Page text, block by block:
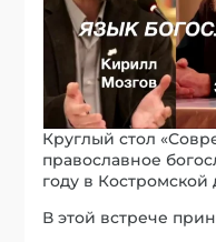
Круглый стол
православное
году в
В этой встрече